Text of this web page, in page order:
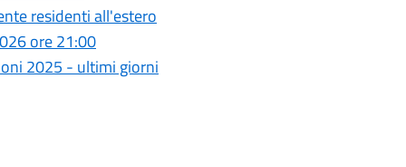
residenti all'estero
ore 21:00
2025 - ultimi giorni